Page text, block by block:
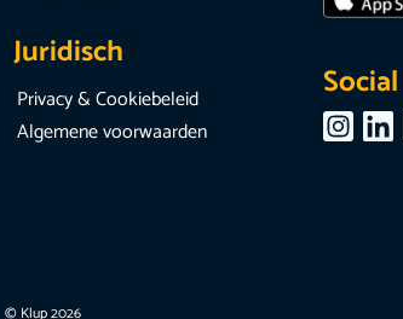
Juridisch
Privacy & Cookiebeleid
Algemene voorwaarden
Social
© Klup 2026